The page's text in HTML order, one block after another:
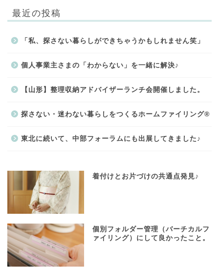
最近の投稿
「私、探さない暮らしができちゃうかもしれません笑」
個人事業主さまの「わからない」を一緒に解決♪
【山形】整理収納アドバイザーランチ会開催しました。
探さない・迷わない暮らしをつくるホームファイリング®
東北に続いて、中部フォーラムにも出展してきました♪
着付けとお片づけの共通点発見♪
個別フォルダー管理（バーチカルフ
ァイリング）にして良かったこと。